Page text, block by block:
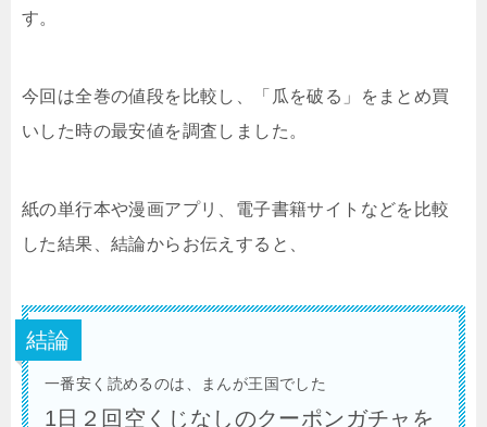
す。
今回は全巻の値段を比較し、「瓜を破る」をまとめ買
いした時の最安値を調査しました。
紙の単行本や漫画アプリ、電子書籍サイトなどを比較
した結果、結論からお伝えすると、
結論
一番安く読めるのは、まんが王国でした
1日２回空くじなしのクーポンガチャを